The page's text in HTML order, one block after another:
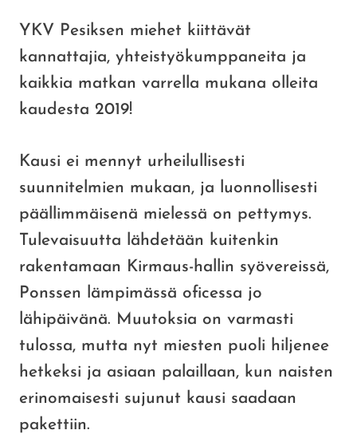
YKV Pesiksen miehet kiittävät
kannattajia, yhteistyökumppaneita ja
kaikkia matkan varrella mukana olleita
kaudesta 2019!
Kausi ei mennyt urheilullisesti
suunnitelmien mukaan, ja luonnollisesti
päällimmäisenä mielessä on pettymys.
Tulevaisuutta lähdetään kuitenkin
rakentamaan Kirmaus-hallin syövereissä,
Ponssen lämpimässä oficessa jo
lähipäivänä. Muutoksia on varmasti
tulossa, mutta nyt miesten puoli hiljenee
hetkeksi ja asiaan palaillaan, kun naisten
erinomaisesti sujunut kausi saadaan
pakettiin.